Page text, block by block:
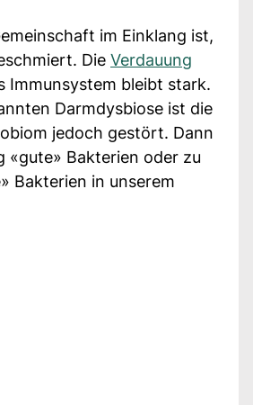
im Einklang ist,
Die Verdauung
Immunsystem bleibt stark.
Darmdysbiose ist die
jedoch gestört. Dann
«gute» Bakterien oder zu
Bakterien in unserem